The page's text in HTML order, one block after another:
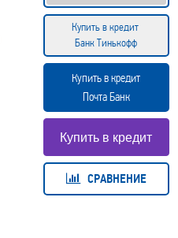
Купить в кредит
Банк Тинькофф
Купить в кредит
Почта Банк
СРАВНЕНИЕ